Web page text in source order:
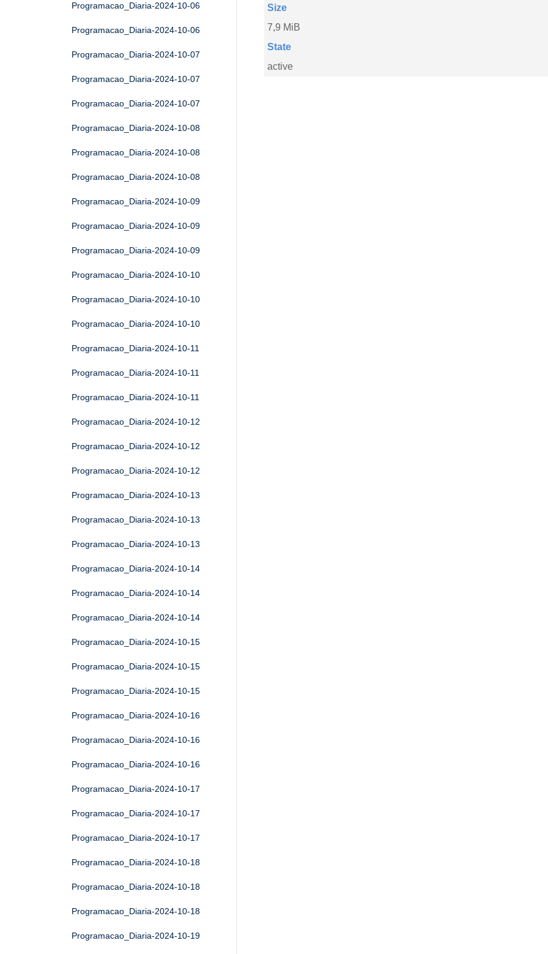
Programacao_Diaria-2024-10-06
Programacao_Diaria-2024-10-06
Programacao_Diaria-2024-10-07
Programacao_Diaria-2024-10-07
Programacao_Diaria-2024-10-07
Programacao_Diaria-2024-10-08
Programacao_Diaria-2024-10-08
Programacao_Diaria-2024-10-08
Programacao_Diaria-2024-10-09
Programacao_Diaria-2024-10-09
Programacao_Diaria-2024-10-09
Programacao_Diaria-2024-10-10
Programacao_Diaria-2024-10-10
Programacao_Diaria-2024-10-10
Programacao_Diaria-2024-10-11
Programacao_Diaria-2024-10-11
Programacao_Diaria-2024-10-11
Programacao_Diaria-2024-10-12
Programacao_Diaria-2024-10-12
Programacao_Diaria-2024-10-12
Programacao_Diaria-2024-10-13
Programacao_Diaria-2024-10-13
Programacao_Diaria-2024-10-13
Programacao_Diaria-2024-10-14
Programacao_Diaria-2024-10-14
Programacao_Diaria-2024-10-14
Programacao_Diaria-2024-10-15
Programacao_Diaria-2024-10-15
Programacao_Diaria-2024-10-15
Programacao_Diaria-2024-10-16
Programacao_Diaria-2024-10-16
Programacao_Diaria-2024-10-16
Programacao_Diaria-2024-10-17
Programacao_Diaria-2024-10-17
Programacao_Diaria-2024-10-17
Programacao_Diaria-2024-10-18
Programacao_Diaria-2024-10-18
Programacao_Diaria-2024-10-18
Programacao_Diaria-2024-10-19
Size
7,9 MiB
State
active